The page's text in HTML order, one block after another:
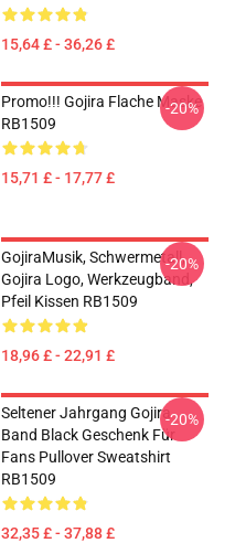
15,64 £ - 36,26 £
Promo!!! Gojira Flache Maske
RB1509
15,71 £ - 17,77 £
-20%
GojiraMusik, Schwermetall,
Gojira Logo, Werkzeugband,
Pfeil Kissen RB1509
18,96 £ - 22,91 £
-20%
Seltener Jahrgang Gojira
Band Black Geschenk Für
Fans Pullover Sweatshirt
RB1509
32,35 £ - 37,88 £
-20%